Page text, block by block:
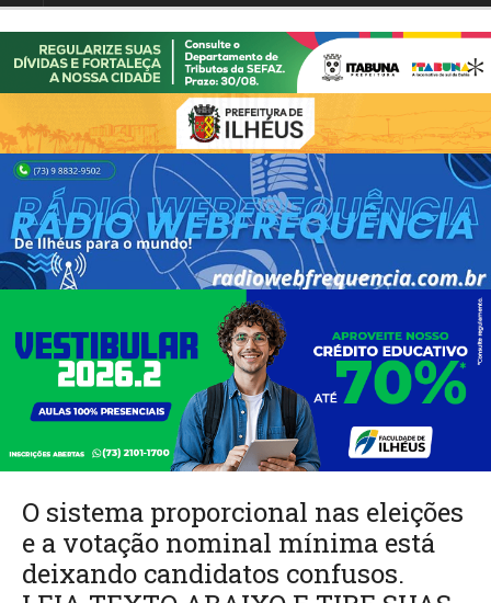
O sistema proporcional nas eleições
e a votação nominal mínima está
deixando candidatos confusos.